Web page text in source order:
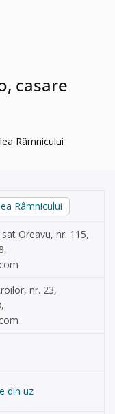
casare
Râmnicului
Râmnicului
Oreavu, nr. 115,
nr. 23,
din uz